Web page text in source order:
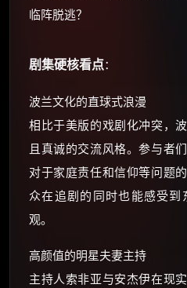
临阵脱逃？
剧集硬核看点：
波兰文化的直球式浪漫
相比于美版的戏剧化冲突，
且真诚的交流风格。参与者
对于家庭责任和信仰等问题
众在追剧的同时也能感受
观。
高颜值的明星夫妻主持
主持人索非亚与安杰伊在现